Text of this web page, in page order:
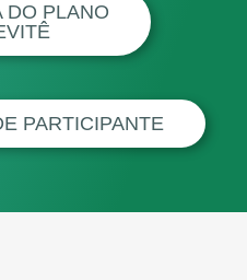
DO PLANO
PARTICIPANTE